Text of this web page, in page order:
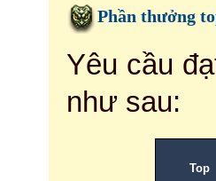
Phần thưởng
Yêu cầu
như sau:
Top